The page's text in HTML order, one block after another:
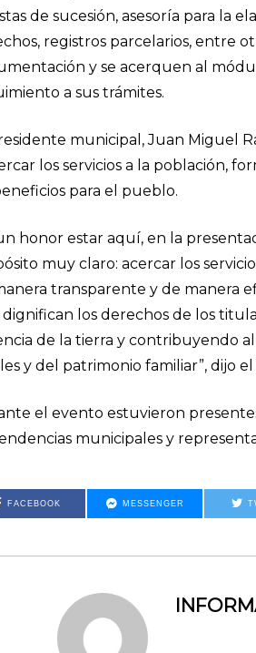
de sucesión, asesoría para la
registros parcelarios, entre
y se acerquen al
a sus trámites.
municipal, Juan Miguel
los servicios a la población,
para el pueblo.
honor estar aquí, en la
muy claro: acercar los
transparente y de manera
los derechos de los
de la tierra y contribuyendo
y del patrimonio familiar”, dijo
el evento estuvieron
municipales y
FACEBOOK MESSENGER